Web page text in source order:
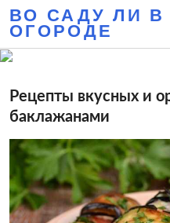
ВО САДУ ЛИ В
ОГОРОДЕ
Рецепты вкусных и
баклажанами